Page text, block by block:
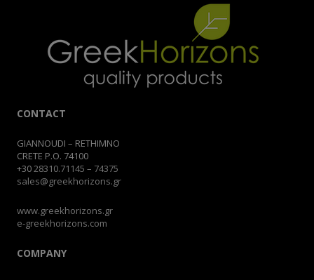
CONTACT
GIANNOUDI – RETHIMNO
CRETE P.O. 74100
+3028310.71145 – 74375
sales@greekhorizons.gr
www.greekhorizons.gr
e-greekhorizons.com
COMPANY